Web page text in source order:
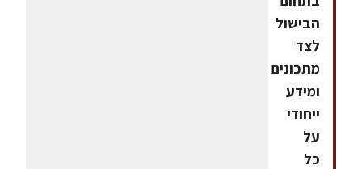
הבישול
לצד
מתכונים
ומידע
ייחודי
על
כל